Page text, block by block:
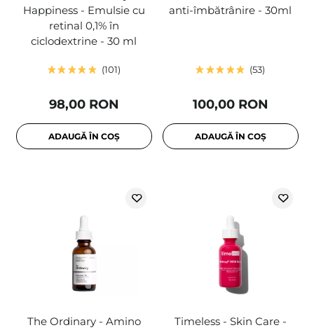
Happiness - Emulsie cu
retinal 0,1% în
ciclodextrine - 30 ml
101
98,00 RON
ADAUGĂ ÎN COȘ
anti-îmbătrânire - 30ml
53
100,00 RON
ADAUGĂ ÎN COȘ
The Ordinary - Amino
Timeless - Skin Care -